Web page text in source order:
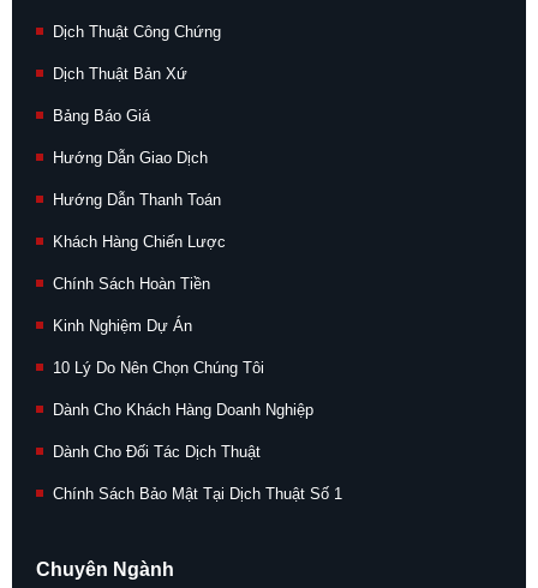
Dịch Thuật Công Chứng
Dịch Thuật Bản Xứ
Bảng Báo Giá
Hướng Dẫn Giao Dịch
Hướng Dẫn Thanh Toán
Khách Hàng Chiến Lược
Chính Sách Hoàn Tiền
Kinh Nghiệm Dự Án
10 Lý Do Nên Chọn Chúng Tôi
Dành Cho Khách Hàng Doanh Nghiệp
Dành Cho Đối Tác Dịch Thuật
Chính Sách Bảo Mật Tại Dịch Thuật Số 1
Chuyên Ngành